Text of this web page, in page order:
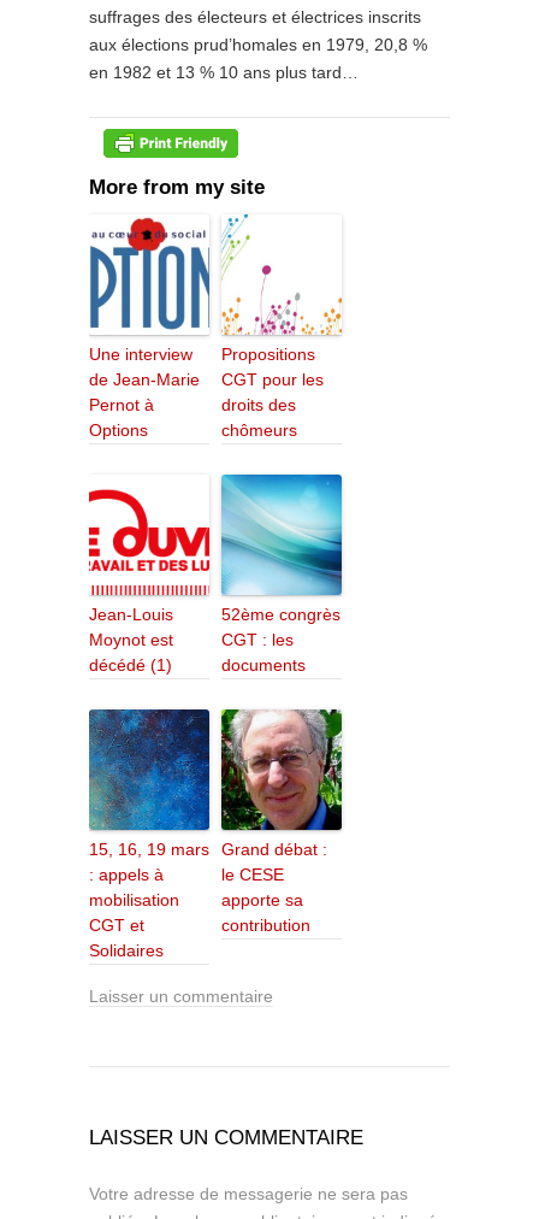
suffrages des électeurs et électrices inscrits
aux élections prud’homales en 1979, 20,8 %
en 1982 et 13 % 10 ans plus tard…
More from my site
Une interview
de Jean-Marie
Pernot à
Options
Propositions
CGT pour les
droits des
chômeurs
Jean-Louis
Moynot est
décédé (1)
52ème congrès
CGT : les
documents
15, 16, 19 mars
: appels à
mobilisation
CGT et
Solidaires
Grand débat :
le CESE
apporte sa
contribution
Laisser un commentaire
LAISSER UN COMMENTAIRE
Votre adresse de messagerie ne sera pas